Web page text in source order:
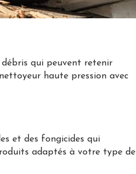
qui peuvent retenir
haute pression avec
et des fongicides qui
adaptés à votre type de